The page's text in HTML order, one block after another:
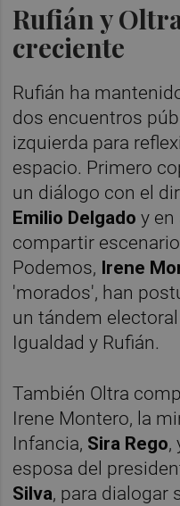
Rufián y
creciente
Rufián ha
dos encuentros
izquierda para
espacio. Primero
un diálogo con el
Emilio Delgado y en
compartir
Podemos, Irene
'morados', han
un tándem
Igualdad y Rufián.
También Oltra
Irene Montero, la
Infancia, Sira Rego,
esposa del
Silva, para dialogar